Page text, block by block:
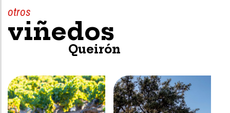
otros
viñedos
Queirón